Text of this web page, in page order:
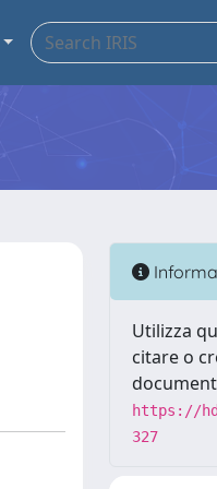
Utilizza
citare o
https://
327